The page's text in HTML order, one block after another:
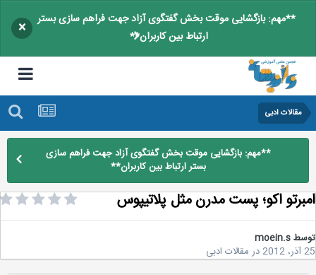
**مهم: بازگشایی موقت بخش گفتگوی آزاد جهت فراهم سازی بستر
ارتباط بین کاربران**
×
مقالات ادبی
**مهم: بازگشایی موقت بخش گفتگوی آزاد جهت فراهم سازی
بستر ارتباط بین کاربران**
اکو؛ پست مدرن مثل پلاتیپوس
moein.s
درمقالات ادبی